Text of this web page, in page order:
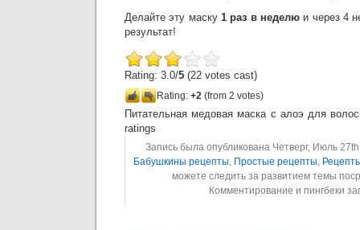
Делайте эту маску 1 раз в неделю и через 4
результат!
Rating: 3.0/5 (22 votes cast)
Rating: +2 (from 2 votes)
Питательная медовая маска с алоэ для волос
ratings
Запись была опубликована Четверг, Июль
Бабушкины рецепты, Простые рецепты,
можете следить за развитием темы
Комментирование и пингбеки